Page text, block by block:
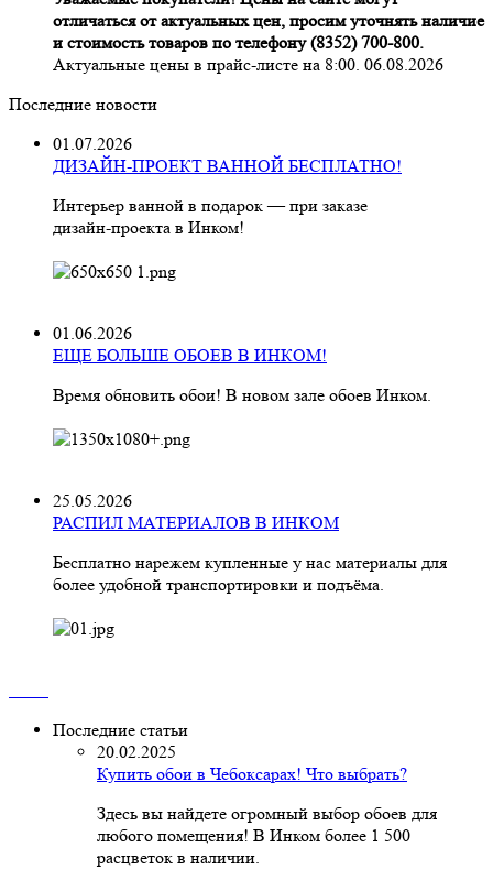
отличаться от актуальных цен, просим уточнять наличие
и стоимость товаров по телефону (8352) 700-800.
Актуальные цены в прайс-листе на 8:00. 06.08.2026
Последние новости
01.07.2026
ДИЗАЙН-ПРОЕКТ ВАННОЙ БЕСПЛАТНО!
Интерьер ванной в подарок — при заказе
дизайн‑проекта в Инком!
01.06.2026
ЕЩЕ БОЛЬШЕ ОБОЕВ В ИНКОМ!
Время обновить обои! В новом зале обоев Инком.
25.05.2026
РАСПИЛ МАТЕРИАЛОВ В ИНКОМ
Бесплатно нарежем купленные у нас материалы для
более удобной транспортировки и подъёма.
Последние статьи
20.02.2025
Купить обои в Чебоксарах! Что выбрать?
Здесь вы найдете огромный выбор обоев для
любого помещения! В Инком более 1 500
расцветок в наличии.